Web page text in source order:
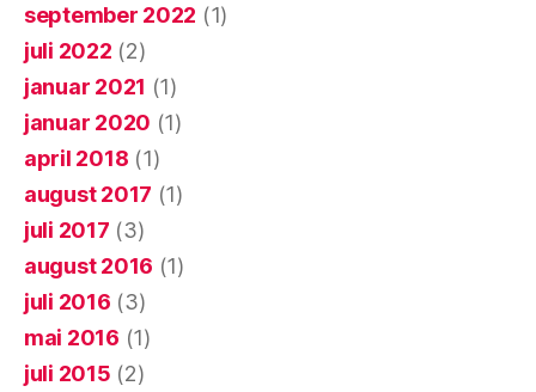
september 2022 (1)
juli 2022 (2)
januar 2021 (1)
januar 2020 (1)
april 2018 (1)
august 2017 (1)
juli 2017 (3)
august 2016 (1)
juli 2016 (3)
mai 2016 (1)
juli 2015 (2)